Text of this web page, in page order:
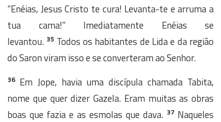
“Enéias, Jesus Cristo te cura! Levanta-te e arruma a
tua cama!” Imediatamente Enéias se
levantou. 35 Todos os habitantes de Lida e da região
do Saron viram isso e se converteram ao Senhor.
36 Em Jope, havia uma discípula chamada Tabita,
nome que quer dizer Gazela. Eram muitas as obras
boas que fazia e as esmolas que dava. 37 Naqueles